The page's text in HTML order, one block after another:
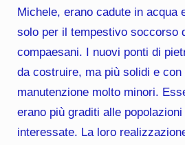
Michele, erano cadute in acqua
solo per il tempestivo soccorso
compaesani. I nuovi ponti di
da costruire, ma più solidi e con
manutenzione molto minori.
erano più graditi alle
interessate. La loro